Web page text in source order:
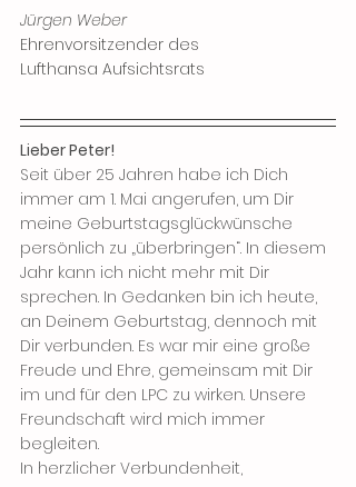
Jürgen Weber
Ehrenvorsitzender des
Lufthansa Aufsichtsrats
Lieber Peter!
Seit über 25 Jahren habe ich Dich
immer am 1. Mai angerufen, um Dir
meine Geburtstagsglückwünsche
persönlich zu „überbringen“. In diesem
Jahr kann ich nicht mehr mit Dir
sprechen. In Gedanken bin ich heute,
an Deinem Geburtstag, dennoch mit
Dir verbunden. Es war mir eine große
Freude und Ehre, gemeinsam mit Dir
im und für den LPC zu wirken. Unsere
Freundschaft wird mich immer
begleiten.
In herzlicher Verbundenheit,